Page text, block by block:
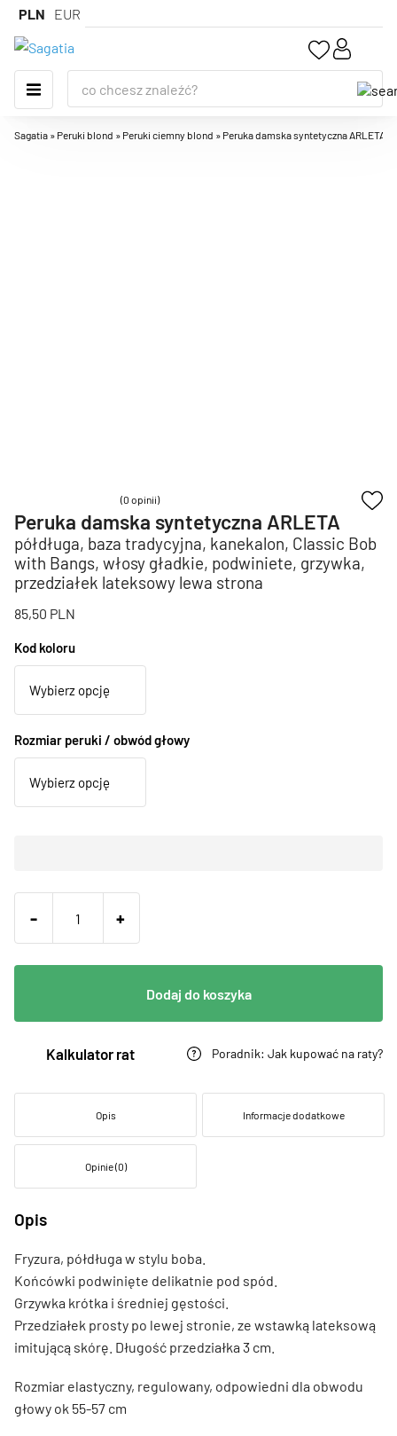
PLN EUR
Sagatia » Peruki blond » Peruki ciemny blond » Peruka damska syntetyczna ARLETA,
(0 opinii)
Peruka damska syntetyczna ARLETA
półdługa, baza tradycyjna, kanekalon, Classic Bob
with Bangs, włosy gładkie, podwiniete, grzywka,
przedziałek lateksowy lewa strona
85,50 PLN
Kod koloru
Rozmiar peruki / obwód głowy
- +
Dodaj do koszyka
Kalkulator rat Poradnik: Jak kupować na raty?
Opis Informacje dodatkowe
Opinie (0)
Opis
Fryzura, półdługa w stylu boba.
Końcówki podwinięte delikatnie pod spód.
Grzywka krótka i średniej gęstości.
Przedziałek prosty po lewej stronie, ze wstawką lateksową
imitującą skórę. Długość przedziałka 3 cm.
Rozmiar elastyczny, regulowany, odpowiedni dla obwodu
głowy ok 55-57 cm